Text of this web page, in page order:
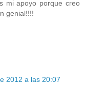
mi apoyo porque creo
genial!!!!
2012 a las 20:07